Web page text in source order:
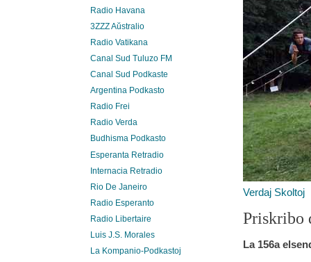
Verdaj Skoltoj
Priskribo
La 156a
Radio Havana
3ZZZ Aŭstralio
Radio Vatikana
Canal Sud Tuluzo FM
Canal Sud Podkaste
Argentina Podkasto
Radio Frei
Radio Verda
Budhisma Podkasto
Esperanta Retradio
Internacia Retradio
Rio De Janeiro
Radio Esperanto
Radio Libertaire
Luis J.S. Morales
La Kompanio-Podkastoj